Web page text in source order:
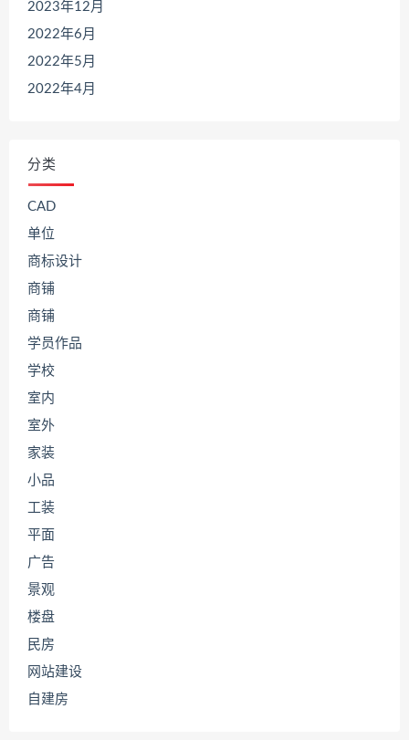
2023年12月
2022年6月
2022年5月
2022年4月
分类
CAD
单位
商标设计
商铺
商铺
学员作品
学校
室内
室外
家装
小品
工装
平面
广告
景观
楼盘
民房
网站建设
自建房